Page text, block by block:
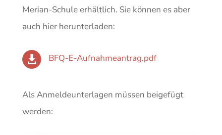
Merian-Schule erhältlich. Sie können es aber
auch hier herunterladen:
 BFQ-E-Aufnahmeantrag.pdf
Als Anmeldeunterlagen müssen beigefügt
werden: